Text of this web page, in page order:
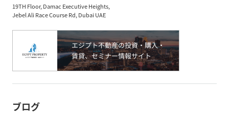
19TH Floor, Damac Executive Heights,
Jebel Ali Race Course Rd, Dubai UAE
ブログ